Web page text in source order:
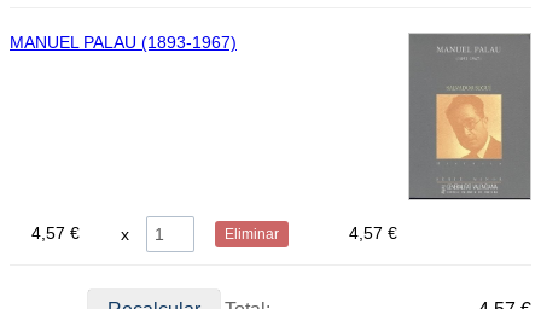
MANUEL PALAU (1893-1967)
4,57 € Eliminar 4,57 €